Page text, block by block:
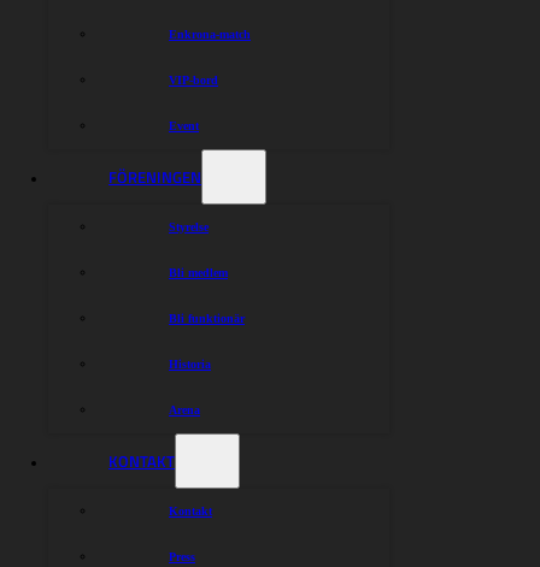
Enkrona-match
VIP-bord
Event
FÖRENINGEN
Styrelse
Bli medlem
Bli funktionär
Historia
Arena
KONTAKT
Kontakt
Press